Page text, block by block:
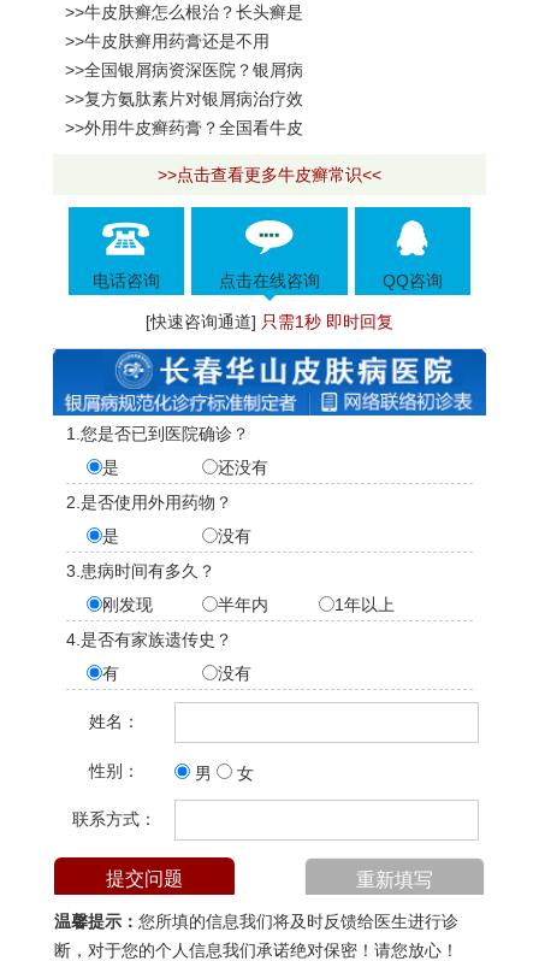
>>牛皮肤癣怎么根治？长头癣是
>>牛皮肤癣用药膏还是不用
>>全国银屑病资深医院？银屑病
>>复方氨肽素片对银屑病治疗效
>>外用牛皮癣药膏？全国看牛皮
>>点击查看更多牛皮癣常识<<
电话咨询 点击在线咨询 QQ咨询
[快速咨询通道] 只需1秒 即时回复
1.您是否已到医院确诊？
是
还没有
2.是否使用外用药物？
是
没有
3.患病时间有多久？
刚发现
半年内
1年以上
4.是否有家族遗传史？
有
没有
姓名：
性别： 男 女
联系方式：
温馨提示： 您所填的信息我们将及时反馈给医生进行诊
断，对于您的个人信息我们承诺绝对保密！请您放心！